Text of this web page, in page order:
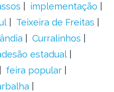
implementação
Teixeira de Freitas
Curralinhos
estadual
feira popular